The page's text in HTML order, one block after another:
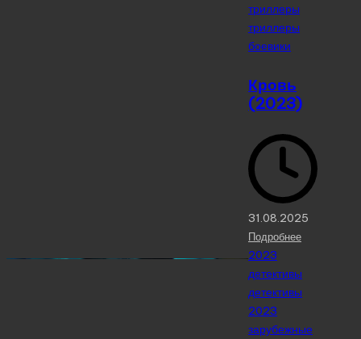
триллеры
триллеры
боевики
Кровь
(2023)
31.08.2025
Подробнее
Posted
in
2023
детективы
детективы
2023
зарубежные